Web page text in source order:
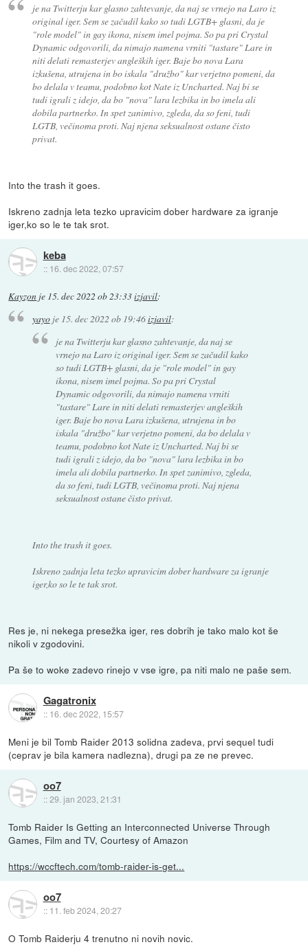
je na Twitterju kar glasno zahtevanje, da naj se vrnejo na Laro iz
original iger. Sem se začudil kako so tudi LGTB+ glasni, da je
"role model" in gay ikona, nisem imel pojma. So pa pri Crystal
Dynamic odgovorili, da nimajo namena vrniti "tastare" Lare in
niti delati remasterjev angleških iger. Baje bo nova Lara
izkušena, utrujena in bo iskala "družbo" kar verjetno pomeni, da
bo delala v teamu, podobno kot Nate iz Uncharted. Naj bi se
tudi igrali z idejo, da bo "nova" lara lezbika in bo imela ali
dobila partnerko. In spet zanimivo, zgleda, da so feni, tudi
LGTB, večinoma proti. Naj njena seksualnost ostane čisto
privat.
Into the trash it goes.
Iskreno zadnja leta tezko upravicim dober hardware za igranje
iger,ko so le te tak srot.
keba
:: 16. dec 2022, 07:57
Kayzon je 15. dec 2022 ob 23:33izjavil:
yayoje 15. dec 2022 ob 19:46izjavil:
je na Twitterju kar glasno zahtevanje, da naj se
vrnejo na Laro iz original iger. Sem se začudil kako
so tudi LGTB+ glasni, da je "role model" in gay
ikona, nisem imel pojma. So pa pri Crystal
Dynamic odgovorili, da nimajo namena vrniti
"tastare" Lare in niti delati remasterjev angleških
iger. Baje bo nova Lara izkušena, utrujena in bo
iskala "družbo" kar verjetno pomeni, da bo delala v
teamu, podobno kot Nate iz Uncharted. Naj bi se
tudi igrali z idejo, da bo "nova" lara lezbika in bo
imela ali dobila partnerko. In spet zanimivo, zgleda,
da so feni, tudi LGTB, večinoma proti. Naj njena
seksualnost ostane čisto privat.
Into the trash it goes.
Iskreno zadnja leta tezko upravicim dober hardware za igranje
iger,ko so le te tak srot.
Res je, ni nekega presežka iger, res dobrih je tako malo kot še
nikoli v zgodovini.
Pa še to woke zadevo rinejo v vse igre, pa niti malo ne paše sem.
Gagatronix
:: 16. dec 2022, 15:57
Meni je bil Tomb Raider 2013 solidna zadeva, prvi sequel tudi
(ceprav je bila kamera nadlezna), drugi pa ze ne prevec.
oo7
::29. jan 2023, 21:31
Tomb Raider Is Getting an Interconnected Universe Through
Games, Film and TV, Courtesy of Amazon
https://wccftech.com/tomb-raider-is-get...
oo7
:: 11. feb 2024, 20:27
O Tomb Raiderju 4 trenutno ni novih novic.